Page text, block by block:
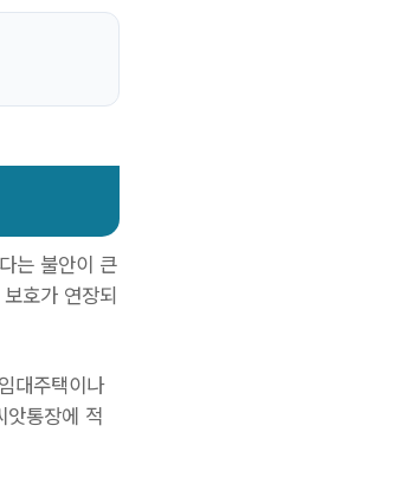
는 불안이 큰
호가 연장되
대주택이나
통장에 적